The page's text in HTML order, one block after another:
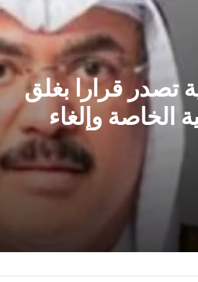
تصدر قرارا بغلق
الخاصة وإلغاء